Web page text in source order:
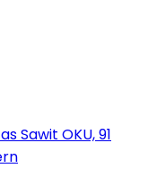
Sawit OKU, 91